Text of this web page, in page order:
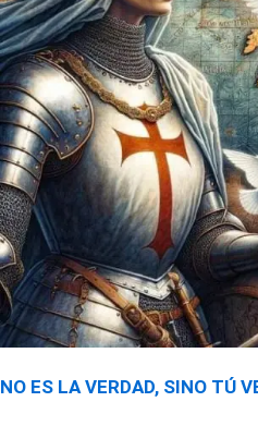
NO ES LA VERDAD, SINO TÚ